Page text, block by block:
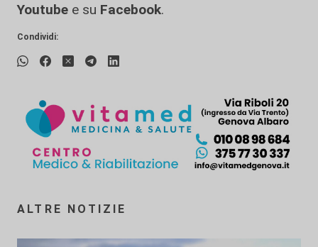
Youtube e su Facebook.
Condividi:
ALTRE NOTIZIE